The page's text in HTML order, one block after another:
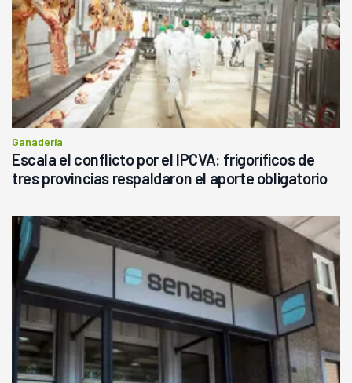
Ganadería
Escala el conflicto por el IPCVA: frigoríficos de
tres provincias respaldaron el aporte obligatorio